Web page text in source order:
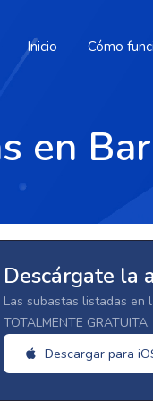
Inicio Cómo
en
Descárgate la
Las subastas listadas en
TOTALMENTE
Descargar para